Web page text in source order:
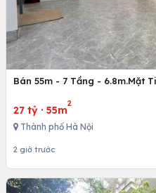
Bán 55m - 7 Tầng - 6.8m.Mặt
27 tỷ · 55m
2
Thành phố Hà Nội
2 giờ trước